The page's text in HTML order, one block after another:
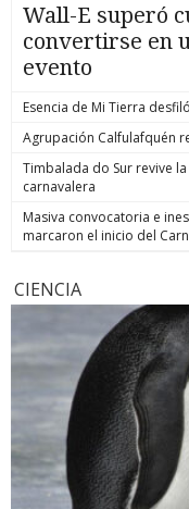
Wall-E superó
convertirse en
evento
Esencia de Mi Tierra
Agrupación Calfulafquén
Timbalada do Sur revive
carnavalera
Masiva convocatoria e
marcaron el inicio del
CIENCIA